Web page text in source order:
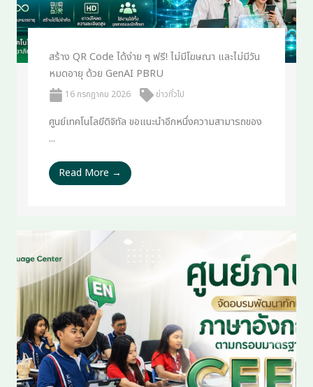
สร้าง QR Code ได้ง่าย ๆ ฟรี! ไม่มีโฆษณา และไม่มีวัน
หมดอายุ ด้วย GenAI PBRU
16 กรกฎาคม 2026 ข่าวทั่วไป
ศูนย์เทคโนโลยีดิจิทัล ขอแนะนำอีกหนึ่งความสามารถของ
...
Read More →